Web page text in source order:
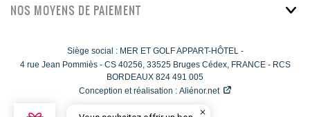
NOS MOYENS DE PAIEMENT
Siège social : MER ET GOLF APPART-HÔTEL -
4 rue Jean Pommiès- CS 40256, 33525 Bruges Cédex, FRANCE - RCS
BORDEAUX 824 491 005
Conception et réalisation : Aliénor.net